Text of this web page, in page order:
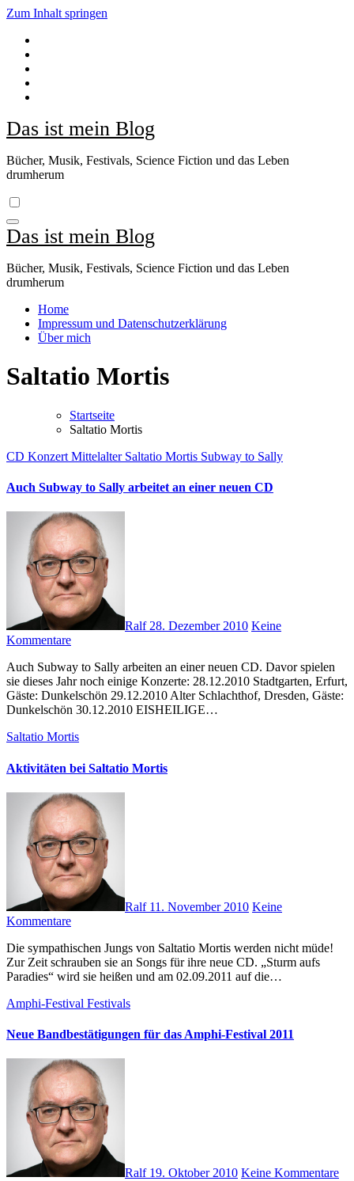
Zum Inhalt springen
Das ist mein Blog
Bücher, Musik, Festivals, Science Fiction und das Leben
drumherum
Das ist mein Blog
Bücher, Musik, Festivals, Science Fiction und das Leben
drumherum
Home
Impressum und Datenschutzerklärung
Über mich
Saltatio Mortis
Startseite
Saltatio Mortis
CD Konzert Mittelalter Saltatio Mortis Subway to Sally
Auch Subway to Sally arbeitet an einer neuen CD
Ralf28. Dezember 2010 Keine
Kommentare
Auch Subway to Sally arbeiten an einer neuen CD. Davor spielen
sie dieses Jahr noch einige Konzerte: 28.12.2010 Stadtgarten, Erfurt,
Gäste: Dunkelschön 29.12.2010 Alter Schlachthof, Dresden, Gäste:
Dunkelschön 30.12.2010 EISHEILIGE…
Saltatio Mortis
Aktivitäten bei Saltatio Mortis
Ralf 11. November 2010 Keine
Kommentare
Die sympathischen Jungs von Saltatio Mortis werden nicht müde!
Zur Zeit schrauben sie an Songs für ihre neue CD. „Sturm aufs
Paradies“ wird sie heißen und am 02.09.2011 auf die…
Amphi-Festival Festivals
Neue Bandbestätigungen für das Amphi-Festival 2011
Ralf 19. Oktober 2010 Keine Kommentare